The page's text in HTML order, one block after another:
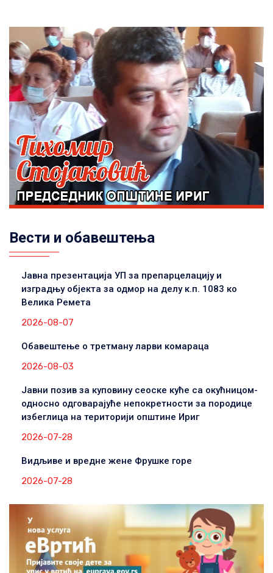
Вести и обавештења
Јавна презентација УП за препарцелацију и
изградњу објекта за одмор на делу к.п. 1083 ко
Велика Ремета
2026-08-07
Обавештење о третману ларви комараца
2026-08-03
Јавни позив за куповину сеоске куће са окућницом-
односно одговарајуће непокретности за породице
избеглица на територији општине Ириг
2026-07-28
Видљиве и вредне жене Фрушке горе
2026-07-28